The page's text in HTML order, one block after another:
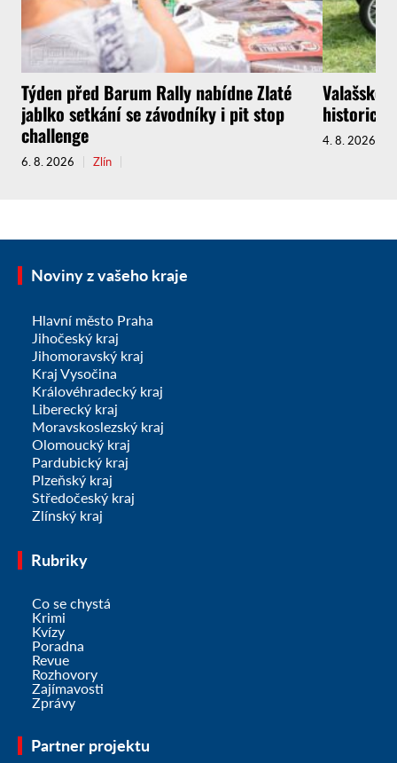
Týden před Barum Rally nabídne Zlaté
jablko setkání se závodníky i pit stop
challenge
6. 8. 2026 Zlín
Valašské
4. 8. 2026
Noviny z vašeho kraje
Hlavní město Praha
Jihočeský kraj
Jihomoravský kraj
Kraj Vysočina
Královéhradecký kraj
Liberecký kraj
Moravskoslezský kraj
Olomoucký kraj
Pardubický kraj
Plzeňský kraj
Středočeský kraj
Zlínský kraj
Rubriky
Co se chystá
Krimi
Kvízy
Poradna
Revue
Rozhovory
Zajímavosti
Zprávy
Partner projektu